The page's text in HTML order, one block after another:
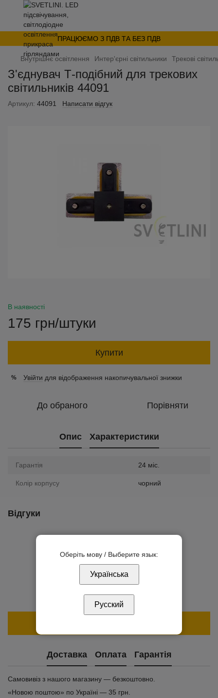
ПРАЦЮЄМО З ПДВ ТА БЕЗ ПДВ
Внутрішнє освітлення Интер'єрні світильники Трекові
З'єднувач Т-подібний для трекових
світильників 44091
Артикул: 44091 Написати відгук
В наявності
175 грн/штуки
Купити
% Увійти для відображення накопичувальної знижки
До обраного Порівняти
Опис Характеристики
Гарантія 24 міс.
Колір корпусу чорний
Відгуки
Додайте перший відгук
Доставка Оплата Гарантія
Самовивіз з нашого магазину — безкоштовно.
«Новою поштою» по Україні — 35 грн.
Оберіть мову / Выберите язык:
Українська
Русский